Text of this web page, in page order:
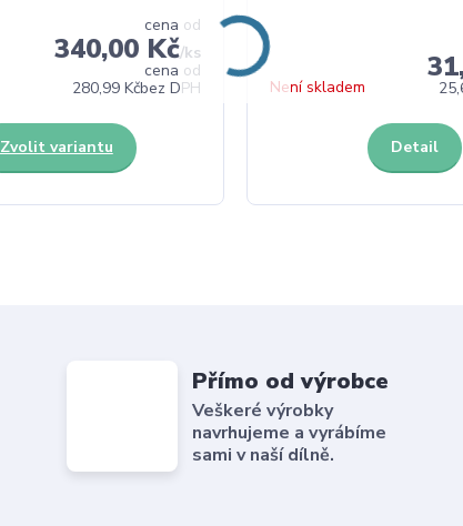
cena od
340,00 Kč/ks
cena od
280,99 Kčbez DPH
Zvolit variantu
Není skladem
Detail
Přímo od výrobce
Veškeré výrobky
navrhujeme a vyrábíme
sami v naší dílně.